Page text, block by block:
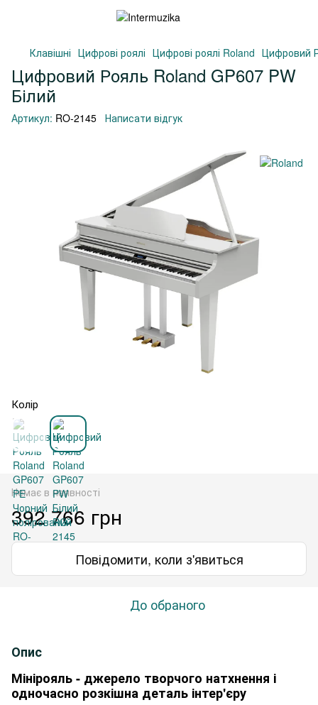
Клавішні Цифрові роялі Цифрові роялі Roland Цифровий
Цифровий Рояль Roland GP607 PW
Білий
Артикул: RO-2145 Написати відгук
Колір
Немає в наявності
392 766 грн
Повідомити, коли з'явиться
До обраного
Опис
Мінірояль - джерело творчого натхнення і
одночасно розкішна деталь інтер'єру